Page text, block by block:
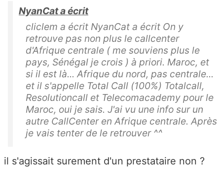
NyanCat a écrit
cliclem a écrit NyanCat a écrit On y
retrouve pas non plus le callcenter
d'Afrique centrale ( me souviens plus le
pays, Sénégal je crois ) à priori. Maroc, et
si il est là... Afrique du nord, pas centrale...
et il s'appelle Total Call (100%) Totalcall,
Resolutioncall et Telecomacademy pour le
Maroc, oui je sais. J'ai vu une info sur un
autre CallCenter en Afrique centrale. Après
je vais tenter de le retrouver ^^
il s'agissait surement d'un prestataire non ?